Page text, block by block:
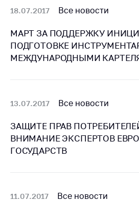
регулирования и
конкурентной
политики
18.07.2017 Все новости
МАРТ ЗА ПОДДЕРЖКУ
ПОДГОТОВКЕ
МЕЖДУНАРОДНЫМИ
13.07.2017 Все новости
ЗАЩИТЕ ПРАВ
ВНИМАНИЕ ЭКСПЕРТОВ
ГОСУДАРСТВ
11.07.2017 Все новости